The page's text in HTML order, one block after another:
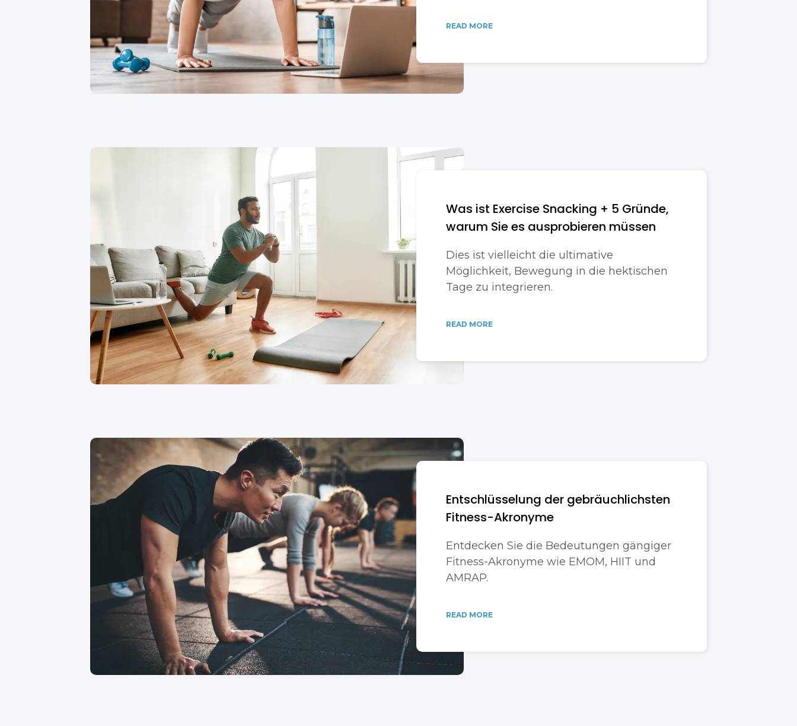
READ MORE
Was ist Exercise Snacking + 5 Gründe,
warum Sie es ausprobieren müssen
Dies ist vielleicht die ultimative
Möglichkeit, Bewegung in die hektischen
Tage zu integrieren.
READ MORE
Entschlüsselung der gebräuchlichsten
Fitness-Akronyme
Entdecken Sie die Bedeutungen gängiger
Fitness-Akronyme wie EMOM, HIIT und
AMRAP.
READ MORE